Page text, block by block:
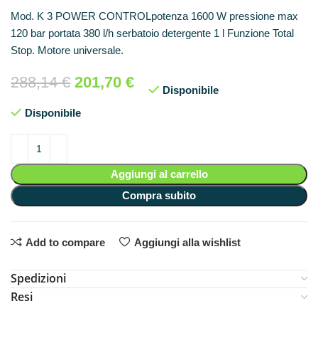
Mod. K 3 POWER CONTROLpotenza 1600 W pressione max
120 bar portata 380 l/h serbatoio detergente 1 l Funzione Total
Stop. Motore universale.
288,14€ 201,70 €
Disponibile
Disponibile
Aggiungi al carrello
Compra subito
Add to compare Aggiungi alla wishlist
Spedizioni
Resi